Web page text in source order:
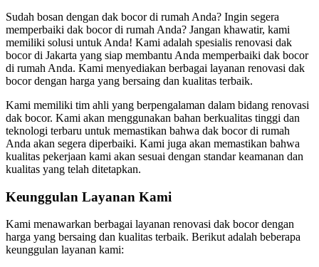
Sudah bosan dengan dak bocor di rumah Anda? Ingin segera
memperbaiki dak bocor di rumah Anda? Jangan khawatir, kami
memiliki solusi untuk Anda! Kami adalah spesialis renovasi dak
bocor di Jakarta yang siap membantu Anda memperbaiki dak bocor
di rumah Anda. Kami menyediakan berbagai layanan renovasi dak
bocor dengan harga yang bersaing dan kualitas terbaik.
Kami memiliki tim ahli yang berpengalaman dalam bidang renovasi
dak bocor. Kami akan menggunakan bahan berkualitas tinggi dan
teknologi terbaru untuk memastikan bahwa dak bocor di rumah
Anda akan segera diperbaiki. Kami juga akan memastikan bahwa
kualitas pekerjaan kami akan sesuai dengan standar keamanan dan
kualitas yang telah ditetapkan.
Keunggulan Layanan Kami
Kami menawarkan berbagai layanan renovasi dak bocor dengan
harga yang bersaing dan kualitas terbaik. Berikut adalah beberapa
keunggulan layanan kami: